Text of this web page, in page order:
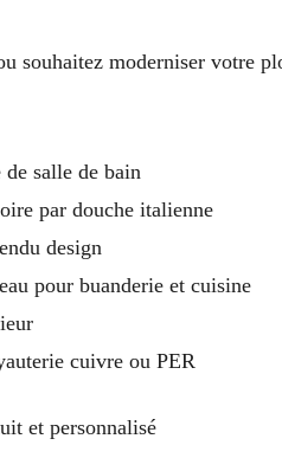
souhaitez moderniser votre
salle de bain
par douche italienne
design
pour buanderie et cuisine
cuivre ou PER
et personnalisé